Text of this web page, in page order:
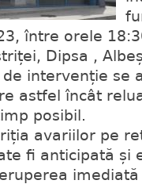
între orele
Dipsa ,
intervenție se
astfel încât
posibil.
avariilor pe
fi anticipată și